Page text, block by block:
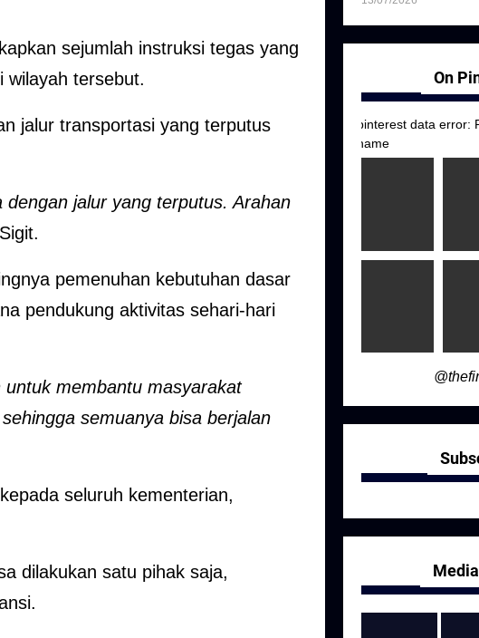
sejumlah instruksi tegas yang
wilayah tersebut.
jalur transportasi yang terputus
jalur yang terputus. Arahan
pemenuhan kebutuhan dasar
pendukung aktivitas sehari-hari
untuk membantu masyarakat
semuanya bisa berjalan
seluruh kementerian,
dilakukan satu pihak saja,
On
pinterest data error:
name